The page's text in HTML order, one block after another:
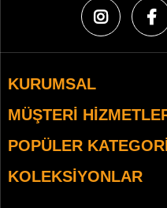
KURUMSAL
MÜŞTERI
POPÜLER
KOLEKSIYONLAR